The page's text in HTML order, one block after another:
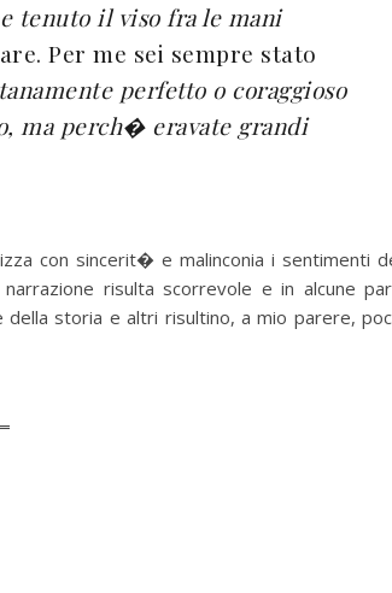
tenuto il viso fra le mani
Per me sei sempre stato
perfetto o coraggioso
ma perch� eravate grandi
con sincerit� e malinconia i sentimenti
risulta scorrevole e in alcune
della storia e altri risultino, a mio parere,